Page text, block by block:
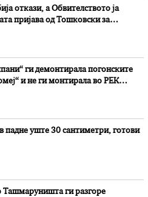
откази, а Обвителството ја
пријава од Тошковски за
ги демонтирала погонските
и не ги монтирала во РЕК
падне уште 30 сантиметри, готови
Ташмаруништa ги разгоре